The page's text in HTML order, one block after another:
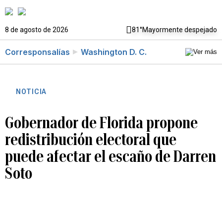
8 de agosto de 2026 81°Mayormente despejado
Corresponsalías Washington D. C.
NOTICIA
Gobernador de Florida propone
redistribución electoral que
puede afectar el escaño de Darren
Soto